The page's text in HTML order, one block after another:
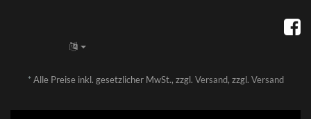
*Alle Preise inkl. gesetzlicher MwSt., zzgl. Versand, zzgl. Versand